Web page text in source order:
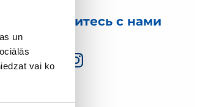
un
vai ko
Свяжитесь с нами